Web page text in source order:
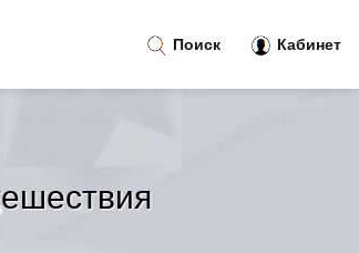
Поиск Кабинет